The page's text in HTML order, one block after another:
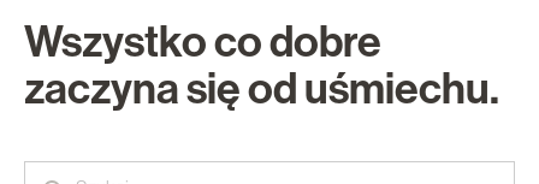
Wszystko co dobre
zaczyna się od uśmiechu.